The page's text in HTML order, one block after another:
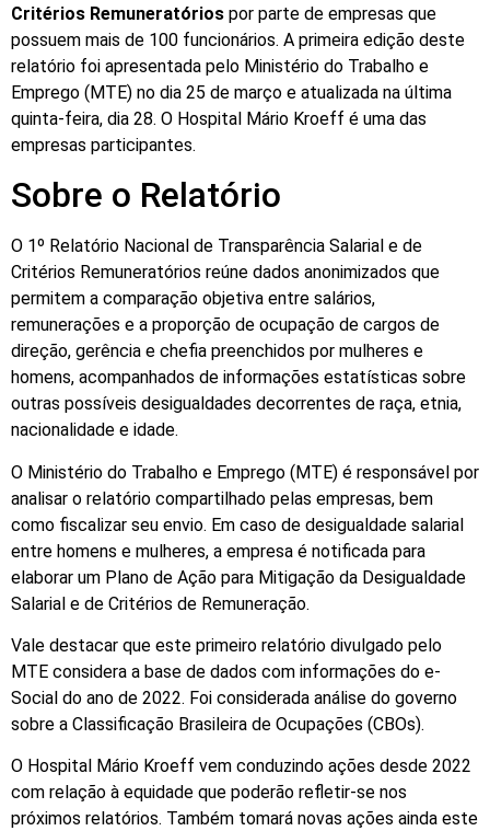
TRANSPARÊNCIA
ABAC
Critérios Remuneratórios por parte de empresas que
possuem mais de 100 funcionários. A primeira edição deste
relatório foi apresentada pelo Ministério do Trabalho e
Emprego (MTE) no dia 25 de março e atualizada na última
quinta-feira, dia 28. O Hospital Mário Kroeff é uma das
empresas participantes.
Sobre o Relatório
O 1º Relatório Nacional de Transparência Salarial e de
Critérios Remuneratórios reúne dados anonimizados que
permitem a comparação objetiva entre salários,
remunerações e a proporção de ocupação de cargos de
direção, gerência e chefia preenchidos por mulheres e
homens, acompanhados de informações estatísticas sobre
outras possíveis desigualdades decorrentes de raça, etnia,
nacionalidade e idade.
O Ministério do Trabalho e Emprego (MTE) é responsável por
analisar o relatório compartilhado pelas empresas, bem
como fiscalizar seu envio. Em caso de desigualdade salarial
entre homens e mulheres, a empresa é notificada para
elaborar um Plano de Ação para Mitigação da Desigualdade
Salarial e de Critérios de Remuneração.
Vale destacar que este primeiro relatório divulgado pelo
MTE considera a base de dados com informações do e-
Social do ano de 2022. Foi considerada análise do governo
sobre a Classificação Brasileira de Ocupações (CBOs).
O Hospital Mário Kroeff vem conduzindo ações desde 2022
com relação à equidade que poderão refletir-se nos
próximos relatórios. Também tomará novas ações ainda este